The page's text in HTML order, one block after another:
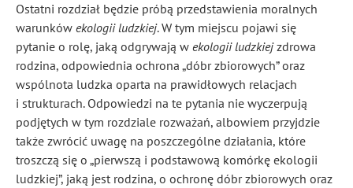
Ostatni rozdział będzie próbą przedstawienia moralnych
warunków ekologii ludzkiej. W tym miejscu pojawi się
pytanie o rolę, jaką odgrywają w ekologii ludzkiejzdrowa
rodzina, odpowiednia ochrona „dóbr zbiorowych” oraz
wspólnota ludzka oparta na prawidłowych relacjach
i strukturach. Odpowiedzi na te pytania nie wyczerpują
podjętych w tym rozdziale rozważań, albowiem przyjdzie
także zwrócić uwagę na poszczególne działania, które
troszczą się o „pierwszą i podstawową komórkę ekologii
ludzkiej”, jaką jest rodzina, o ochronę dóbr zbiorowych oraz